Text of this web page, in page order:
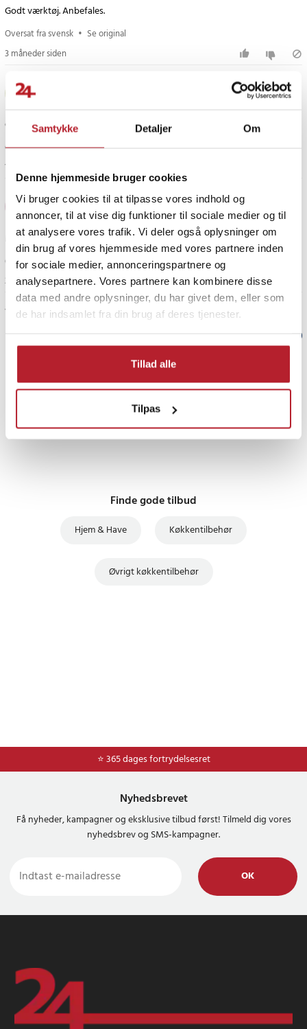
Samtykke Detaljer Om
Denne hjemmeside bruger cookies
Vi bruger cookies til at tilpasse vores indhold og
annoncer, til at vise dig funktioner til sociale medier og til
at analysere vores trafik. Vi deler også oplysninger om
din brug af vores hjemmeside med vores partnere inden
for sociale medier, annonceringspartnere og
analysepartnere. Vores partnere kan kombinere disse
data med andre oplysninger, du har givet dem, eller som
de har indsamlet fra din brug af deres tjenester.
Tillad alle
Tilpas
Godt værktøj. Anbefales.
Oversat fra svensk • Se original
3 måneder siden
PT
Oversat fra svensk•Se original
1 år siden
LK Leena K
Meget godt tak.
Oversat fra svensk•Se original
2 år siden
Vis flere anmeldelser
PRISGARANTI
UDSALG
Finde gode tilbud
Hjem & Have Køkkentilbehør
Øvrigt køkkentilbehør
⭐ 365 dages fortrydelsesret
Nyhedsbrevet
Få nyheder, kampagner og eksklusive tilbud først! Tilmeld dig vores
nyhedsbrev og SMS-kampagner.
OK